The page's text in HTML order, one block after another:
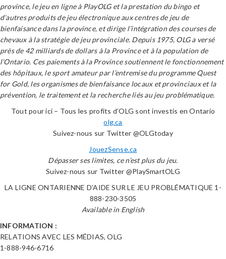
province, le jeu en ligne à PlayOLG et la prestation du bingo et
d’autres produits de jeu électronique aux centres de jeu de
bienfaisance dans la province, et dirige l’intégration des courses de
chevaux à la stratégie de jeu provinciale. Depuis 1975, OLG a versé
près de 42 milliards de dollars à la Province et à la population de
l’Ontario. Ces paiements à la Province soutiennent le fonctionnement
des hôpitaux, le sport amateur par l’entremise du programme Quest
for Gold, les organismes de bienfaisance locaux et provinciaux et la
prévention, le traitement et la recherche liés au jeu problématique.
Tout pour ici – Tous les profits d’OLG sont investis en Ontario
olg.ca
Suivez-nous sur Twitter @OLGtoday
JouezSense.ca
Dépasser ses limites, ce n’est plus du jeu.
Suivez-nous sur Twitter @PlaySmartOLG
LA LIGNE ONTARIENNE D’AIDE SUR LE JEU PROBLÉMATIQUE 1-
888-230-3505
Available in English
INFORMATION :
RELATIONS AVEC LES MÉDIAS, OLG
1-888-946-6716